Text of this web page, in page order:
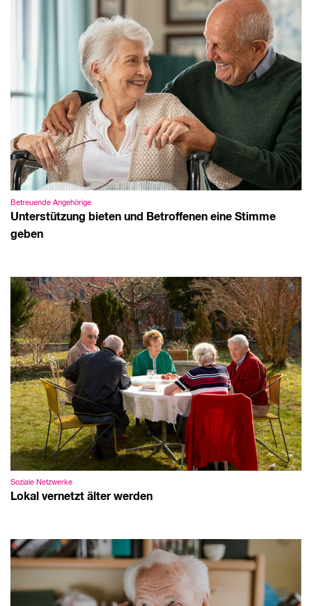
Betreuende Angehörige
Unterstützung bieten und Betroffenen eine Stimme
geben
Soziale Netzwerke
Lokal vernetzt älter werden